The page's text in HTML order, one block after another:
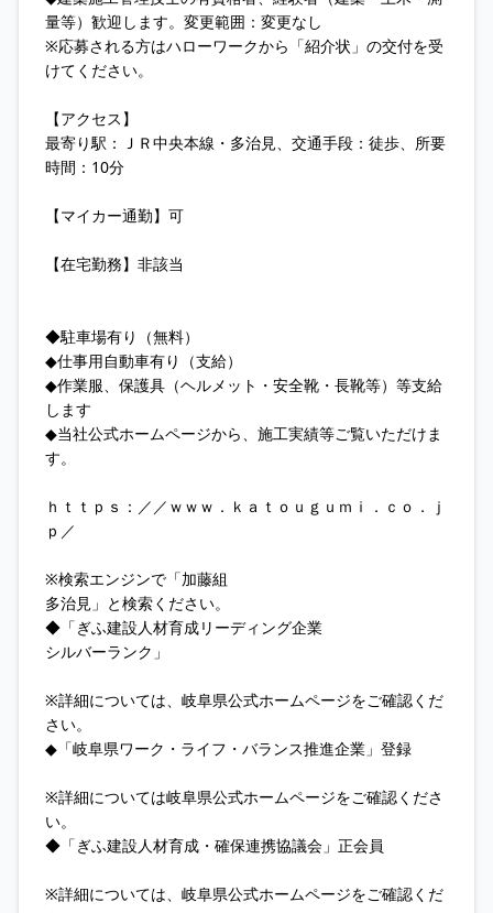
量等）歓迎します。変更範囲：変更なし
※応募される方はハローワークから「紹介状」の交付を受
けてください。
【アクセス】
最寄り駅：ＪＲ中央本線・多治見、交通手段：徒歩、所要
時間：10分
【マイカー通勤】可
【在宅勤務】非該当
◆駐車場有り（無料）
◆仕事用自動車有り（支給）
◆作業服、保護具（ヘルメット・安全靴・長靴等）等支給
します
◆当社公式ホームページから、施工実績等ご覧いただけま
す。
ｈｔｔｐｓ：／／ｗｗｗ．ｋａｔｏｕｇｕｍｉ．ｃｏ．ｊ
ｐ／
※検索エンジンで「加藤組
多治見」と検索ください。
◆「ぎふ建設人材育成リーディング企業
シルバーランク」
※詳細については、岐阜県公式ホームページをご確認くだ
さい。
◆「岐阜県ワーク・ライフ・バランス推進企業」登録
※詳細については岐阜県公式ホームページをご確認くださ
い。
◆「ぎふ建設人材育成・確保連携協議会」正会員
※詳細については、岐阜県公式ホームページをご確認くだ